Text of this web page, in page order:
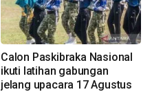
Calon Paskibraka Nasional
ikuti latihan gabungan
jelang upacara 17 Agustus